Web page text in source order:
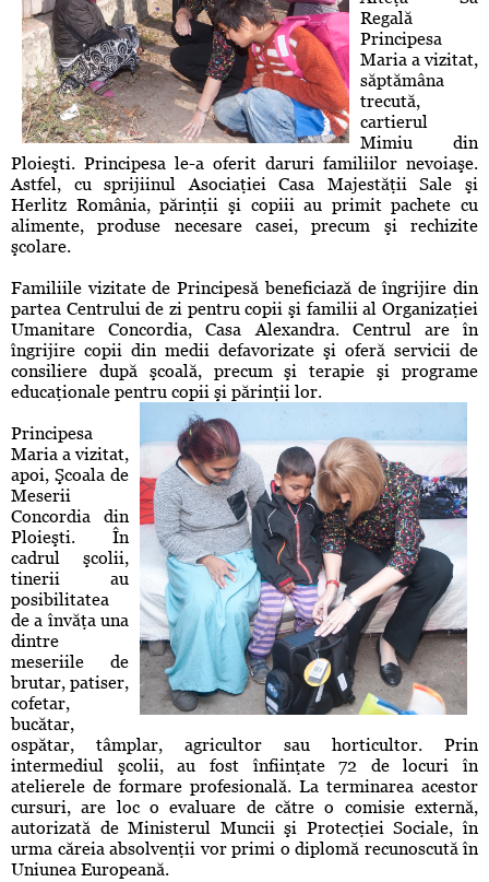
Regală
Principesa
Maria a vizitat,
săptămâna
trecută,
cartierul
Mimiu din
Ploieşti. Principesa le-a oferit daruri familiilor nevoiaşe.
Astfel, cu sprijiinul Asociaţiei Casa Majestăţii Sale şi
Herlitz România, părinţii şi copiii au primit pachete cu
alimente, produse necesare casei, precum şi rechizite
şcolare.
Familiile vizitate de Principesă beneficiază de îngrijire din
partea Centrului de zi pentru copii şi familii al Organizaţiei
Umanitare Concordia, Casa Alexandra. Centrul are în
îngrijire copii din medii defavorizate şi oferă servicii de
consiliere după şcoală, precum şi terapie şi programe
educaţionale pentru copii şi părinţii lor.
Principesa
Maria a vizitat,
apoi, Şcoala de
Meserii
Concordia din
Ploieşti. În
cadrul şcolii,
tinerii au
posibilitatea
de a învăţa una
dintre
meseriile de
brutar, patiser,
cofetar,
bucătar,
ospătar, tâmplar, agricultor sau horticultor. Prin
intermediul şcolii, au fost înfiinţate 72 de locuri în
atelierele de formare profesională. La terminarea acestor
cursuri, are loc o evaluare de către o comisie externă,
autorizată de Ministerul Muncii şi Protecţiei Sociale, în
urma căreia absolvenţii vor primi o diplomă recunoscută în
Uniunea Europeană.